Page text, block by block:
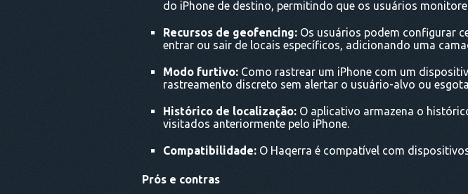
do iPhone de destino, permitindo que os usuários
Recursos de geofencing: Os usuários podem configurar
entrar ou sair de locais específicos, adicionando uma
Modo furtivo: Como rastrear um iPhone com um
rastreamento discreto sem alertar o usuário-alvo ou
Histórico de localização: O aplicativo armazena o
visitados anteriormente pelo iPhone.
Compatibilidade: O Haqerra é compatível com
Prós e contras